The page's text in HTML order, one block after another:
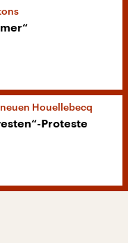
Houellebecq
Proteste